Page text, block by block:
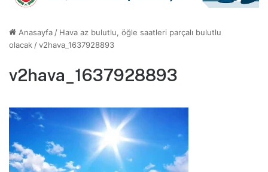
Anasayfa / Hava az bulutlu, öğle saatleri parçalı bulutlu
olacak /v2hava_1637928893
v2hava_1637928893